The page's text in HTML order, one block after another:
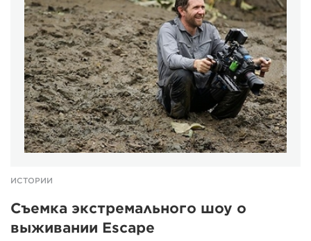
ИСТОРИИ
Съемка экстремального шоу о
выживании Escape